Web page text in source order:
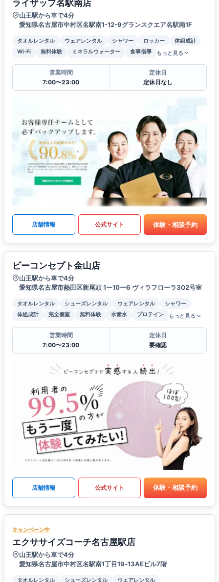
ライザップ名駅南店
山王駅から車で4分
愛知県名古屋市中村区名駅南1-12-9グランスクエア名駅南1F
タオルレンタル ウェアレンタル シャワー ロッカー
体組成計
Wi-Fi
無料体験 ミネラルウォーター 食事指導 もっと見る
営業時間
7:00〜23:00
定休日
定休日なし
店舗情報 公式サイト 体験・相談予約
ビーコンセプト金山店
山王駅から車で4分
愛知県名古屋市熱田区新尾頭 1ー10ー6 ヴィラフローラ302号室
タオルレンタル シューズレンタル ウェアレンタル
シャワー
体組成計
完全個室 無料体験 水素水 プロテイン もっと見る
営業時間
7:00〜23:00
定休日
要確認
店舗情報 公式サイト 体験・相談予約
キャンペーン中
エクササイズコーチ名古屋駅店
山王駅から車で4分
愛知県名古屋市中村区名駅南1丁目19‐13AEビル7階
タオルレンタル シューズレンタル
ウェアレンタル